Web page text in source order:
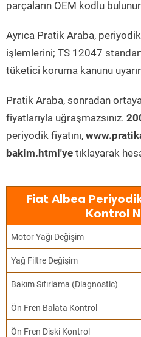
parçaların OEM kodlu
Ayrıca Pratik Araba,
işlemlerini; TS 12047
tüketici koruma kanunu
Pratik Araba, sonradan
fiyatlarıyla uğraşmazsınız.
periyodik fiyatını,
bakim.html'ye tıklayarak
Fiat Albea
Kontrol
Motor Yağı Değişim
Yağ Filtre Değişim
Bakım Sıfırlama (Diagnostic)
Ön Fren Balata Kontrol
Ön Fren Diski Kontrol